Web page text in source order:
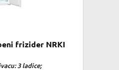
frizider NRKI
3 ladice;